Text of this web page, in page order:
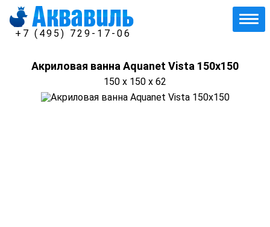
+7 (495) 729-17-06
Акриловая ванна Aquanet Vista 150x150
150 x 150 x 62